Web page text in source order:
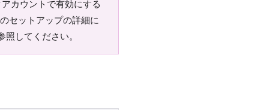
カウントで有効にする
セットアップの詳細に
in new tab)
照してください。